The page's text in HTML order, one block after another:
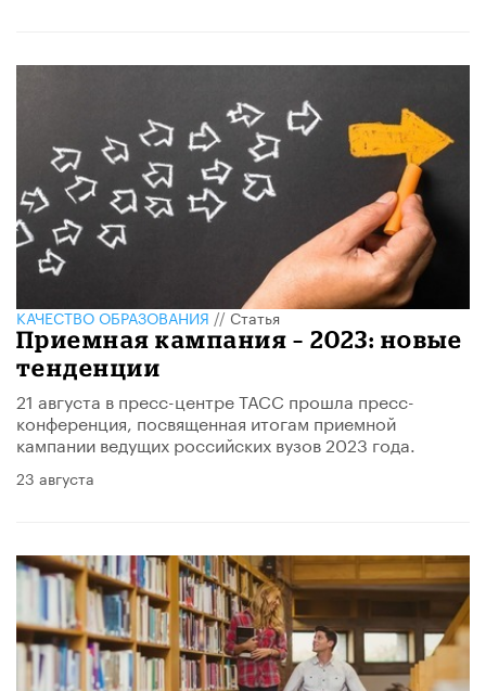
КАЧЕСТВО ОБРАЗОВАНИЯ//Статья
Приемная кампания – 2023: новые
тенденции
21 августа в пресс-центре ТАСС прошла пресс-
конференция, посвященная итогам приемной
кампании ведущих российских вузов 2023 года.
23 августа